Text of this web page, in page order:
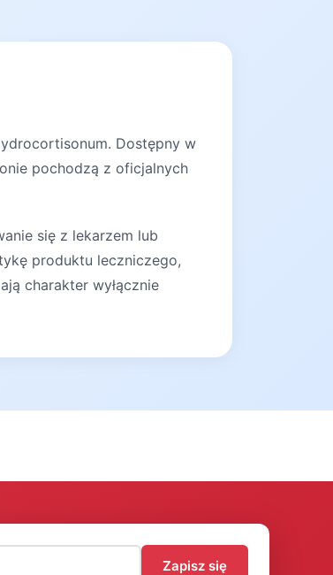
Dostępny w
pochodzą z oficjalnych
się z lekarzem lub
produktu leczniczego,
charakter wyłącznie
Zapisz się